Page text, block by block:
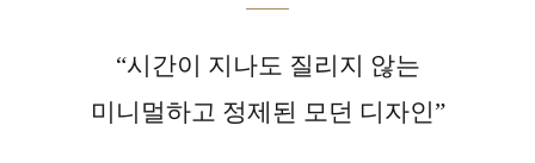
“시간이 지나도 질리지 않는
미니멀하고 정제된 모던 디자인”